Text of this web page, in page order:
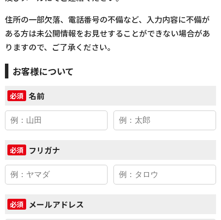
住所の一部欠落、電話番号の不備など、入力内容に不備が
ある方は未公開情報をお見せすることができない場合があ
りますので、ご了承ください。
お客様について
必須 名前
必須 フリガナ
必須 メールアドレス